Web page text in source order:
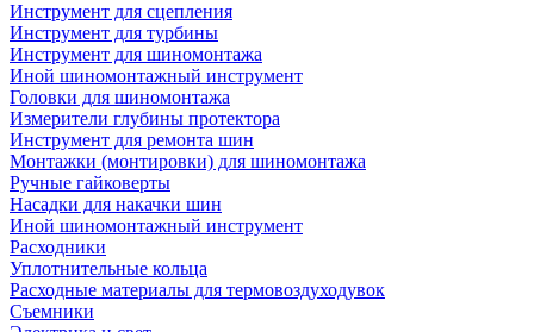
Инструмент для сцепления
Инструмент для турбины
Инструмент для шиномонтажа
Иной шиномонтажный инструмент
Головки для шиномонтажа
Измерители глубины протектора
Инструмент для ремонта шин
Монтажки (монтировки) для шиномонтажа
Ручные гайковерты
Насадки для накачки шин
Иной шиномонтажный инструмент
Расходники
Уплотнительные кольца
Расходные материалы для термовоздуходувок
Съемники